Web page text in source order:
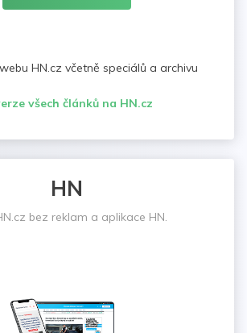
HN.cz včetně speciálů a archivu
všech článků na HN.cz
HN
bez reklam a aplikace HN.